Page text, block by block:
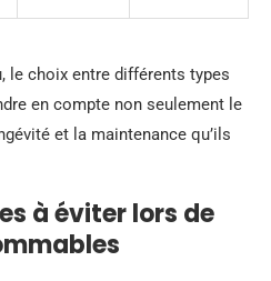
le choix entre différents types
en compte non seulement le
et la maintenance qu’ils
à éviter lors de